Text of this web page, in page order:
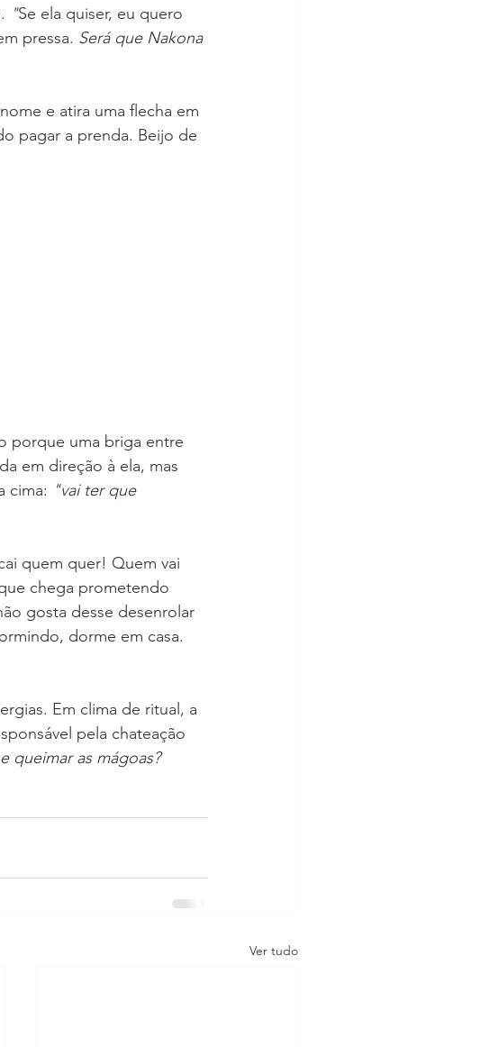
"Se ela quiser, eu quero
pressa. Será que Nakona
e atira uma flecha em
pagar a prenda. Beijo de
porque uma briga entre
em direção à ela, mas
cima: "vai ter que
quem quer! Quem vai
chega prometendo
gosta desse desenrolar
dorme em casa.
Em clima de ritual, a
pela chateação
queimar as mágoas?
Ver tudo